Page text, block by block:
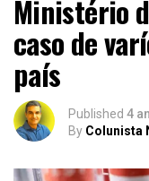
Ministério
caso de
país
Published 4
By Colunista